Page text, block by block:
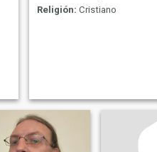
Religión: Cristiano